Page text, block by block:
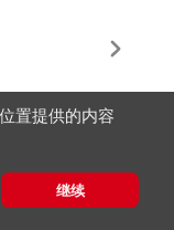
置提供的内容
继续